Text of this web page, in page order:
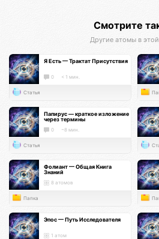
Смотрите
Другие атомы в
Я Есть — Трактат Присутствия
0 < 1 мин.
Статья
Папирус — краткое изложение
через термины
0 ~8 мин.
Статья
Фолиант — Общая Книга
Знаний
8 атомов
Папка
Эпос — Путь Исследователя
1 атом